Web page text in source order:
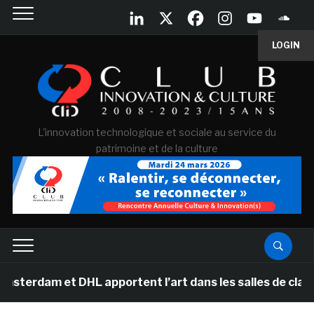
LOGIN
L'innovation technologique et sociale au service du
patrimoine et de la culture
et DHL apportent l’art dans les salles de classe des